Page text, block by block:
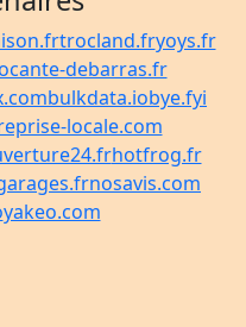
trocland.fryoys.fr
debarras.fr
bulkdata.iobye.fyi
locale.com
hotfrog.fr
nosavis.com
yakeo.com